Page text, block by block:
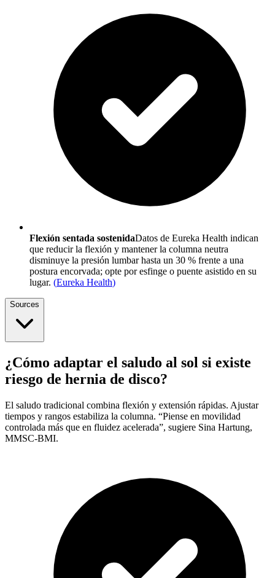
Flexión sentada sostenidaDatos de Eureka Health indican
que reducir la flexión y mantener la columna neutra
disminuye la presión lumbar hasta un 30 % frente a una
postura encorvada; opte por esfinge o puente asistido en su
lugar. (Eureka Health)
Sources
¿Cómo adaptar el saludo al sol si existe
riesgo de hernia de disco?
El saludo tradicional combina flexión y extensión rápidas. Ajustar
tiempos y rangos estabiliza la columna. “Piense en movilidad
controlada más que en fluidez acelerada”, sugiere Sina Hartung,
MMSC-BMI.